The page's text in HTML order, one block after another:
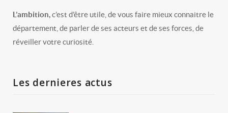
L’ambition,c’est d’être utile, de vous faire mieux connaitre le
département, de parler de ses acteurs et de ses forces, de
réveiller votre curiosité.
Les dernieres actus